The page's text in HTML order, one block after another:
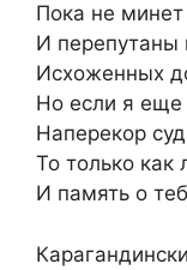
Пока не минет
И перепутаны
Исхоженных
Но если я
Наперекор
То только как
И память о